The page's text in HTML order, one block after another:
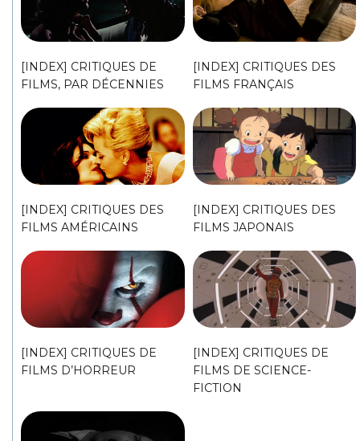
[INDEX] CRITIQUES DE
FILMS, PAR DÉCENNIES
[INDEX] CRITIQUES DES
FILMS FRANÇAIS
[INDEX] CRITIQUES DES
FILMS AMÉRICAINS
[INDEX] CRITIQUES DES
FILMS JAPONAIS
[INDEX] CRITIQUES DE
FILMS D’HORREUR
[INDEX] CRITIQUES DE
FILMS DE SCIENCE-
FICTION